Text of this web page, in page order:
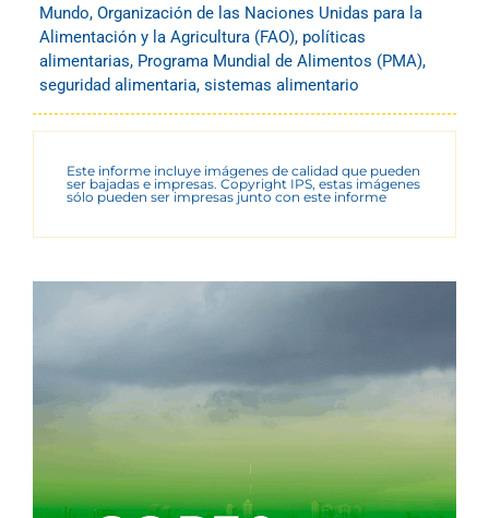
Mundo, Organización de las Naciones Unidas para la
Alimentación y la Agricultura (FAO), políticas
alimentarias, Programa Mundial de Alimentos (PMA),
seguridad alimentaria, sistemas alimentario
Este informe incluye imágenes de calidad que pueden
ser bajadas e impresas. Copyright IPS, estas imágenes
sólo pueden ser impresas junto con este informe